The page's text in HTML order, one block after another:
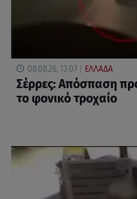
08.08.26, 13:07 ΕΛΛΑΔΑ
Σέρρες: Απόσπαση
το φονικό τροχαίο